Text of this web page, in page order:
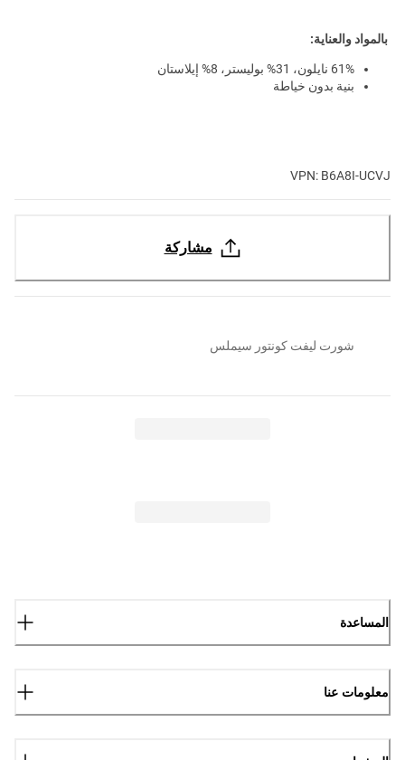
بالمواد والعناية:
61% نايلون، 31% بوليستر، 8% إيلاستان
بنية بدون خياطة
VPN: B6A8I-UCVJ
مشاركة
شورت ليفت كونتور سيملس
المساعدة
معلومات عنا